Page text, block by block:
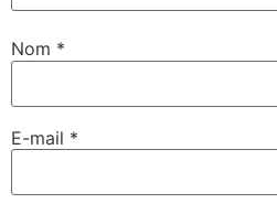
Nom *
E-mail *